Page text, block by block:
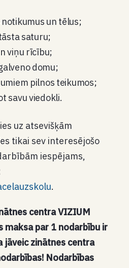
un tēlus;
saturu;
viņu rīcību;
domu;
pilnos teikumos;
savu viedokli.
uz atsevišķām
tikai sev interesējošo
iespējams,
.
centra VIZIUM
maksa par 1 nodarbību ir
jāveic zinātnes centra
Nodarbības